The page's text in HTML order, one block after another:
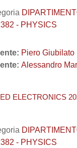
- PHYSICS
Piero Giubilato
Alessandro
ELECTRONICS
- PHYSICS